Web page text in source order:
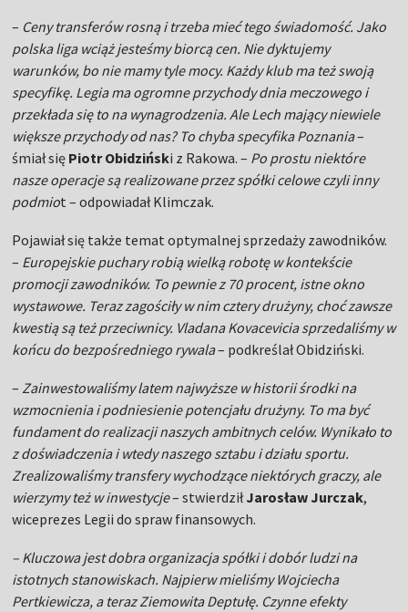
– Ceny transferów rosną i trzeba mieć tego świadomość. Jako
polska liga wciąż jesteśmy biorcą cen. Nie dyktujemy
warunków, bo nie mamy tyle mocy. Każdy klub ma też swoją
specyfikę. Legia ma ogromne przychody dnia meczowego i
przekłada się to na wynagrodzenia. Ale Lech mający niewiele
większe przychody od nas? To chyba specyfika Poznania–
śmiał się Piotr Obidziński z Rakowa. – Po prostu niektóre
nasze operacje są realizowane przez spółki celowe czyli inny
podmiot – odpowiadał Klimczak.
Pojawiał się także temat optymalnej sprzedaży zawodników.
– Europejskie puchary robią wielką robotę w kontekście
promocji zawodników. To pewnie z 70 procent, istne okno
wystawowe. Teraz zagościły w nim cztery drużyny, choć zawsze
kwestią są też przeciwnicy. Vladana Kovacevicia sprzedaliśmy w
końcu do bezpośredniego rywala– podkreślał Obidziński.
–Zainwestowaliśmy latem najwyższe w historii środki na
wzmocnienia i podniesienie potencjału drużyny. To ma być
fundament do realizacji naszych ambitnych celów. Wynikało to
z doświadczenia i wtedy naszego sztabu i działu sportu.
Zrealizowaliśmy transfery wychodzące niektórych graczy, ale
wierzymy też w inwestycje– stwierdziłJarosław Jurczak,
wiceprezes Legii do spraw finansowych.
– Kluczowa jest dobra organizacja spółki i dobór ludzi na
istotnych stanowiskach. Najpierw mieliśmy Wojciecha
Pertkiewicza, a teraz Ziemowita Deptułę. Czynne efekty